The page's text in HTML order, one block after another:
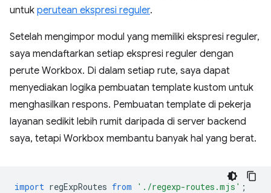
untuk perutean ekspresi reguler.
Setelah mengimpor modul yang memiliki ekspresi reguler,
saya mendaftarkan setiap ekspresi reguler dengan
perute Workbox. Di dalam setiap rute, saya dapat
menyediakan logika pembuatan template kustom untuk
menghasilkan respons. Pembuatan template di pekerja
layanan sedikit lebih rumit daripada di server backend
saya, tetapi Workbox membantu banyak hal yang berat.
import regExpRoutes from './regexp-routes.mjs' ;